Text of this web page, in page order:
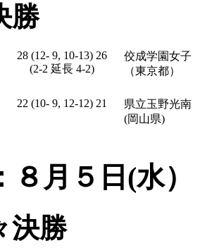
勝
28 (12- 9, 10-13) 26
(2-2 延長 4-2)
佼成学園女子
（東京都）
22 (10- 9, 12-12) 21
県立玉野光南
(岡山県)
８月５日(水）
決勝